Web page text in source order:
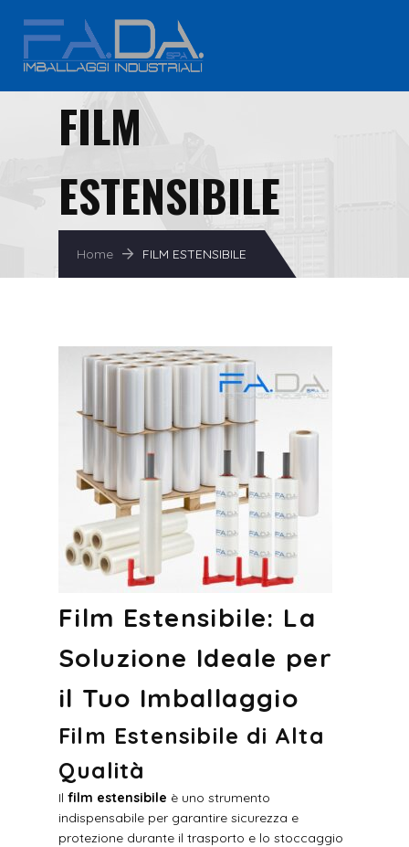
FILM
ESTENSIBILE
Home FILM ESTENSIBILE
Film Estensibile: La
Soluzione Ideale per
il Tuo Imballaggio
Film Estensibile di Alta
Qualità
Il film estensibile è uno strumento
indispensabile per garantire sicurezza e
protezione durante il trasporto e lo stoccaggio